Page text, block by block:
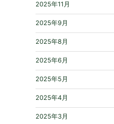
2025年11月
2025年9月
2025年8月
2025年6月
2025年5月
2025年4月
2025年3月